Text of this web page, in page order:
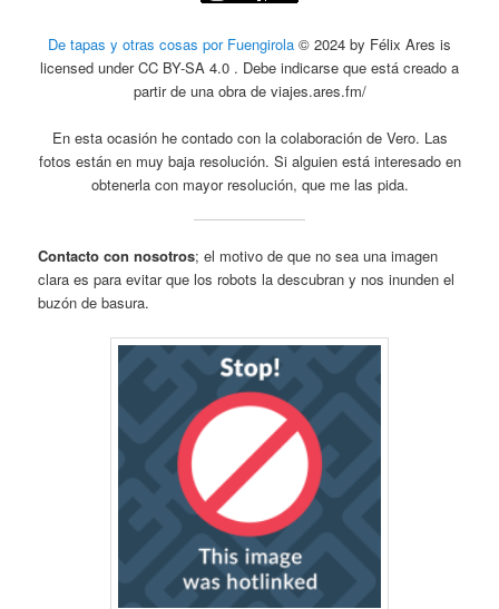
De tapas y otras cosas por Fuengirola © 2024 by Félix Ares is
licensed under CC BY-SA 4.0 . Debe indicarse que está creado a
partir de una obra de viajes.ares.fm/
En esta ocasión he contado con la colaboración de Vero. Las
fotos están en muy baja resolución. Si alguien está interesado en
obtenerla con mayor resolución, que me las pida.
Contacto con nosotros; el motivo de que no sea una imagen
clara es para evitar que los robots la descubran y nos inunden el
buzón de basura.